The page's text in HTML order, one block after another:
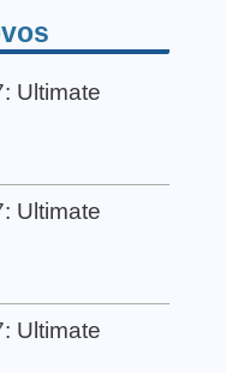
Ultimate
Ultimate
Ultimate